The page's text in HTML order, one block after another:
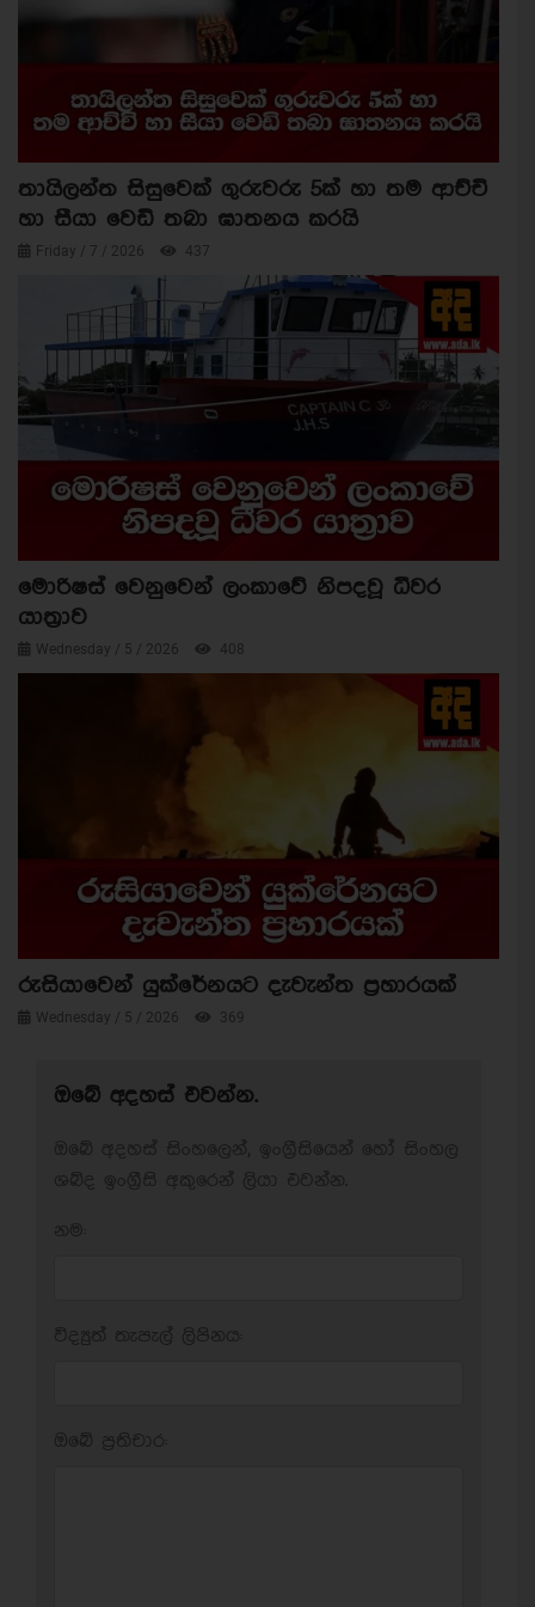
තායිලන්ත සිසුවෙක් ගුරුවරු 5ක් හා තම ආච්චි
හා සීයා වෙඩි තබා ඝාතනය කරයි
Friday / 7 / 2026 437
මොරිෂස් වෙනුවෙන් ලංකාවේ නිපදවූ ධීවර
යාත්‍රාව
Wednesday / 5 / 2026 408
රුසියාවෙන් යුක්රේනයට දැවැන්ත ප්‍රහාරයක්
Wednesday / 5 / 2026 369
ඔබේ අදහස් එවන්න.